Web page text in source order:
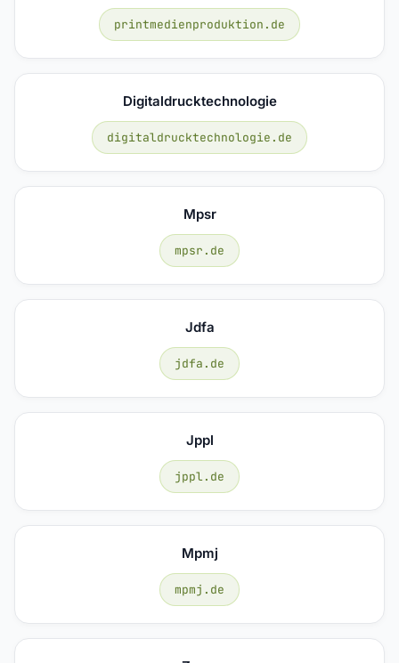
printmedienproduktion.de
Digitaldrucktechnologie
digitaldrucktechnologie.de
Mpsr
mpsr.de
Jdfa
jdfa.de
Jppl
jppl.de
Mpmj
mpmj.de